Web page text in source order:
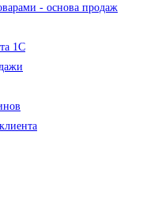
- основа продаж
1С